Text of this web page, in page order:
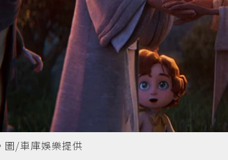
圖/車庫娛樂提供